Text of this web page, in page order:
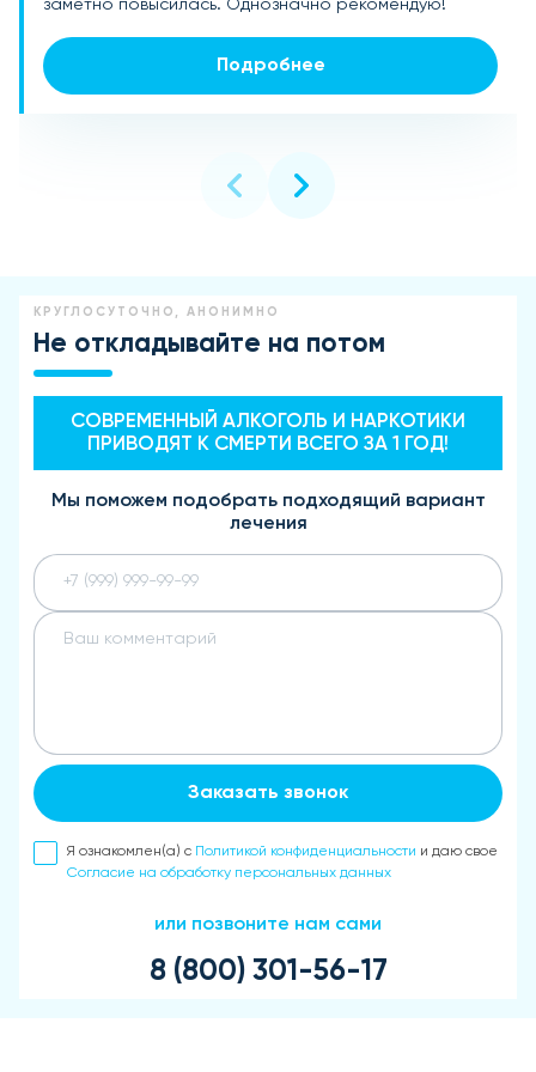
заметно повысилась. Однозначно рекомендую!
Подробнее
спасибо производителям!
Подробнее
доступная цена стали приятным бонусом!
Подробнее
КРУГЛОСУТОЧНО, АНОНИМНО
Не откладывайте на потом
СОВРЕМЕННЫЙ АЛКОГОЛЬ И НАРКОТИКИ
ПРИВОДЯТ К СМЕРТИ ВСЕГО ЗА 1 ГОД!
Мы поможем подобрать подходящий вариант
лечения
Заказать звонок
Я ознакомлен(а) с Политикой конфиденциальности и даю свое
Согласие на обработку персональных данных
или позвоните нам сами
8 (800) 301-56-17